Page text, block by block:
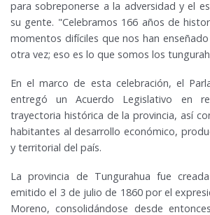
para sobreponerse a la adversidad y el
su gente. "Celebramos 166 años de
momentos difíciles que nos han
otra vez; eso es lo que somos los
En el marco de esta celebración, el
entregó un Acuerdo Legislativo en
trayectoria histórica de la provincia, así
habitantes al desarrollo económico,
y territorial del país.
La provincia de Tungurahua fue
emitido el 3 de julio de 1860 por el
Moreno, consolidándose desde